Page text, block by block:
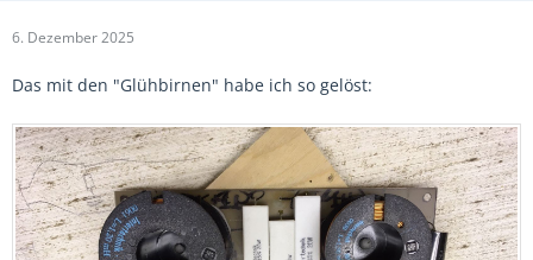
6. Dezember 2025
Das mit den "Glühbirnen" habe ich so gelöst: